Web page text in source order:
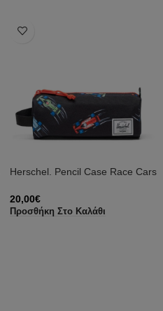
Herschel. Pencil Case Race Cars
20,00€
Προσθήκη Στο Καλάθι